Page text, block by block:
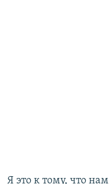
Я это к тому, что